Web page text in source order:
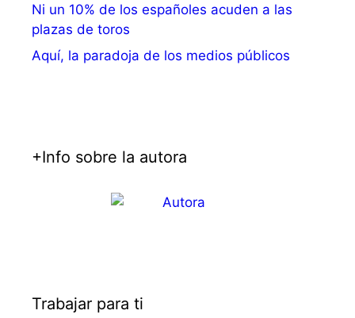
Ni un 10% de los españoles acuden a las
plazas de toros
Aquí, la paradoja de los medios públicos
+Info sobre la autora
Trabajar para ti